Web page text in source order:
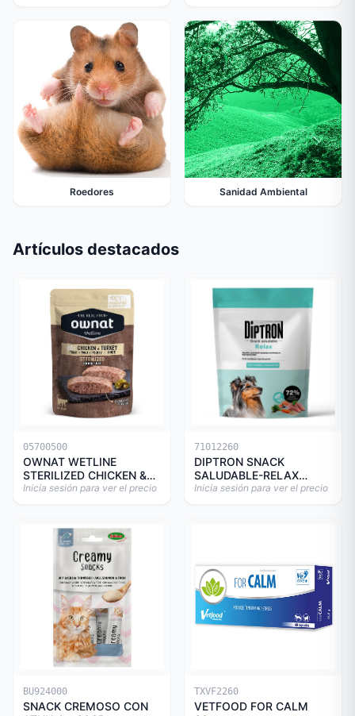
Roedores Sanidad Ambiental
Artículos destacados
05700500
OWNAT WETLINE
STERILIZED CHICKEN &
TURKEY CAT 85gr
Inicia sesión para ver el precio
71012260
DIPTRON SNACK
SALUDABLE-RELAX
150GR
Inicia sesión para ver el precio
BU924000
SNACK CREMOSO CON
TXVF2260
VETFOOD FOR CALM